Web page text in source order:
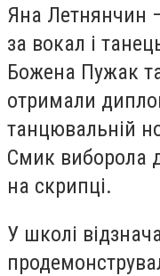
Яна Летнянчин
за вокал і
Божена Пужак
отримали
танцювальній
Смик виборола
на скрипці.
У школі